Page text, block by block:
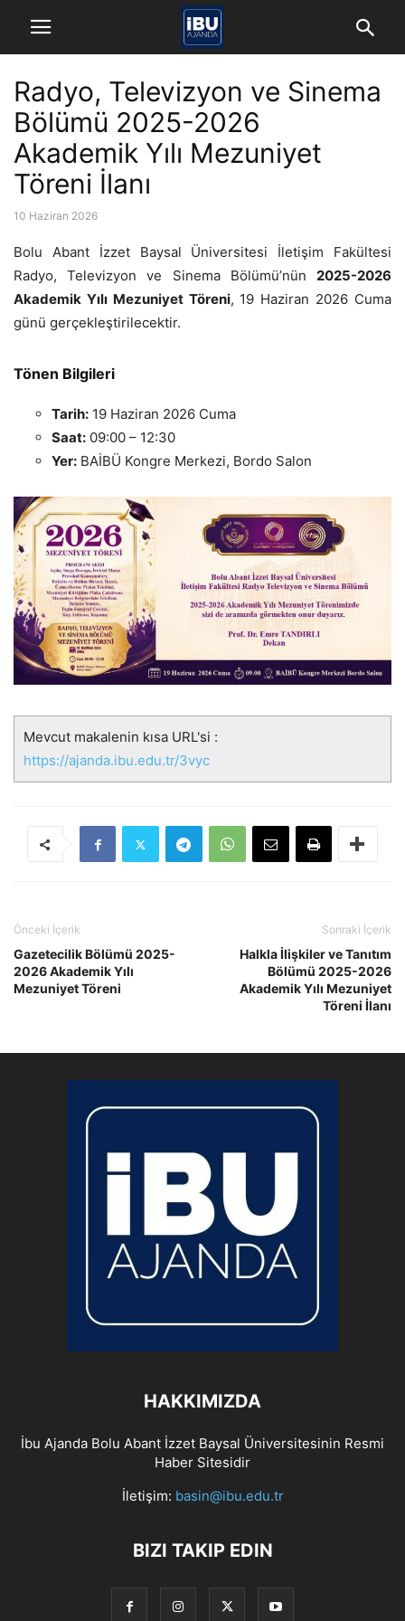
Radyo, Televizyon ve Sinema
Bölümü 2025-2026
Akademik Yılı Mezuniyet
Töreni İlanı
10 Haziran 2026
Bolu Abant İzzet Baysal Üniversitesi İletişim Fakültesi
Radyo, Televizyon ve Sinema Bölümü’nün 2025-2026
Akademik Yılı Mezuniyet Töreni, 19 Haziran 2026 Cuma
günü gerçekleştirilecektir.
Tönen Bilgileri
Tarih: 19 Haziran 2026 Cuma
Saat: 09:00 – 12:30
Yer: BAİBÜ Kongre Merkezi, Bordo Salon
Mevcut makalenin kısa URL'si :
https://ajanda.ibu.edu.tr/3vyc
Önceki İçerik
Gazetecilik Bölümü 2025-
2026 Akademik Yılı
Mezuniyet Töreni
Sonraki İçerik
Halkla İlişkiler ve Tanıtım
Bölümü 2025-2026
Akademik Yılı Mezuniyet
Töreni İlanı
HAKKIMIZDA
İbu Ajanda Bolu Abant İzzet Baysal Üniversitesinin Resmi
Haber Sitesidir
İletişim: basin@ibu.edu.tr
BIZI TAKIP EDIN